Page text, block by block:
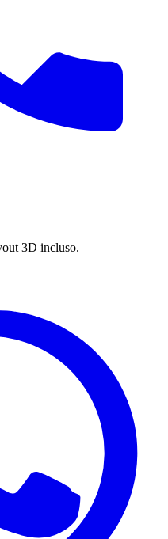
3D incluso.